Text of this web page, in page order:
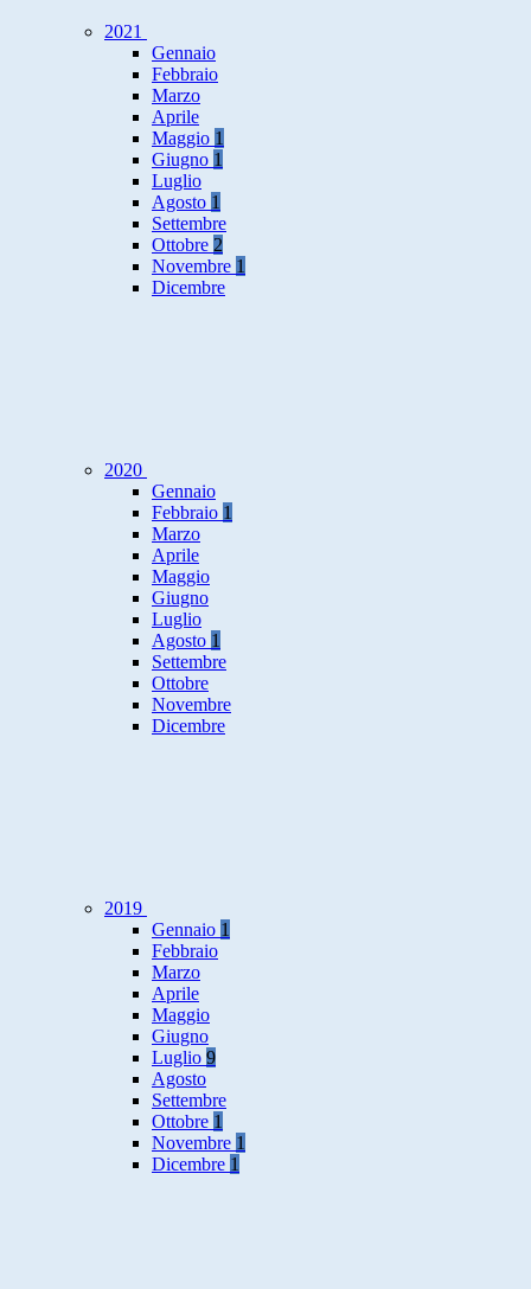
2021
Gennaio
Febbraio
Marzo
Aprile
Maggio 1
Giugno 1
Luglio
Agosto 1
Settembre
Ottobre 2
Novembre 1
Dicembre
2020
Gennaio
Febbraio 1
Marzo
Aprile
Maggio
Giugno
Luglio
Agosto 1
Settembre
Ottobre
Novembre
Dicembre
2019
Gennaio 1
Febbraio
Marzo
Aprile
Maggio
Giugno
Luglio 9
Agosto
Settembre
Ottobre 1
Novembre 1
Dicembre 1